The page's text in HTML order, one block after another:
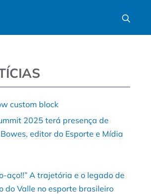
custom block
2025 terá presença de
editor do Esporte e Mídia
aço!!” A trajetória e o legado de
do Valle no esporte brasileiro